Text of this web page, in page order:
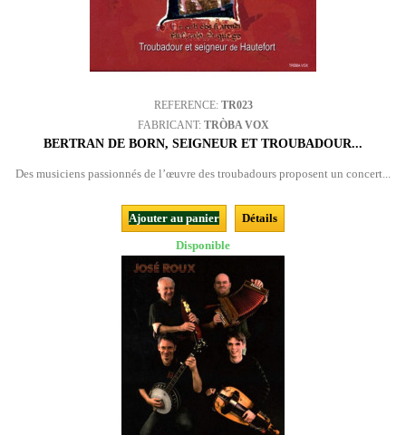
REFERENCE: TR023
FABRICANT: TRÒBA VOX
BERTRAN DE BORN, SEIGNEUR ET TROUBADOUR...
Des musiciens passionnés de l’œuvre des troubadours proposent un concert...
Ajouter au panier
Détails
Disponible